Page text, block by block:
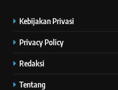
Kebijakan Privasi
Privacy Policy
Redaksi
Tentang